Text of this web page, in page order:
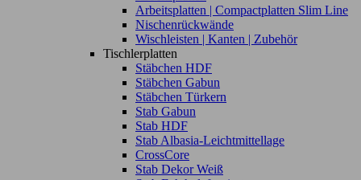
Arbeitsplatten | Compactplatten Slim Line
Nischenrückwände
Wischleisten | Kanten | Zubehör
Tischlerplatten
Stäbchen HDF
Stäbchen Gabun
Stäbchen Türkern
Stab Gabun
Stab HDF
Stab Albasia-Leichtmittellage
CrossCore
Stab Dekor Weiß